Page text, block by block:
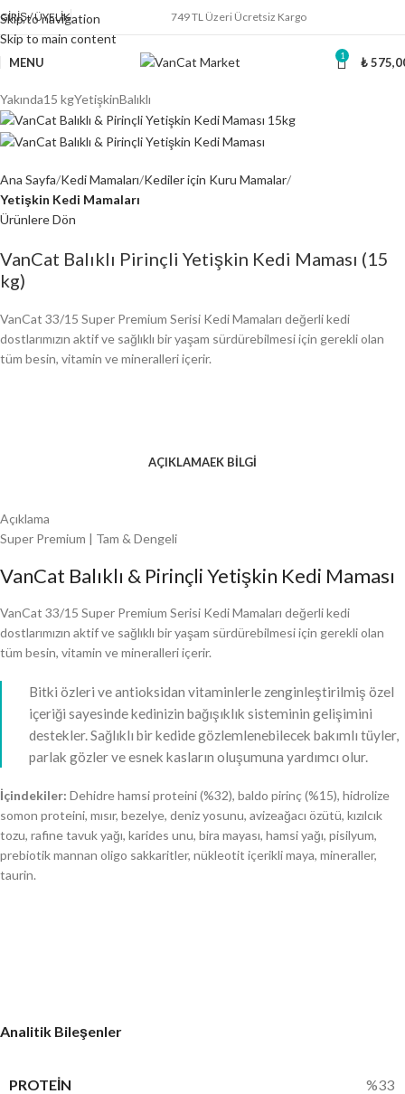
Skip to navigation
Skip to main content
GIRIŞ / ÜYELIK 749 TL Üzeri Ücretsiz Kargo
MENU 1 ₺
Yakında15 kgYetişkinBalıklı
Ana Sayfa Kedi Mamaları Kediler için Kuru Mamalar
Yetişkin Kedi Mamaları
Ürünlere Dön
VanCat Balıklı Pirinçli Yetişkin Kedi Maması (15
kg)
VanCat 33/15 Super Premium Serisi Kedi Mamaları değerli kedi
dostlarımızın aktif ve sağlıklı bir yaşam sürdürebilmesi için gerekli olan
tüm besin, vitamin ve mineralleri içerir.
AÇIKLAMAEK BILGI
Açıklama
Super Premium | Tam & Dengeli
VanCat Balıklı & Pirinçli Yetişkin Kedi Maması
VanCat 33/15 Super Premium Serisi Kedi Mamaları değerli kedi
dostlarımızın aktif ve sağlıklı bir yaşam sürdürebilmesi için gerekli olan
tüm besin, vitamin ve mineralleri içerir.
Bitki özleri ve antioksidan vitaminlerle zenginleştirilmiş özel
içeriği sayesinde kedinizin bağışıklık sisteminin gelişimini
destekler. Sağlıklı bir kedide gözlemlenebilecek bakımlı tüyler,
parlak gözler ve esnek kasların oluşumuna yardımcı olur.
İçindekiler: Dehidre hamsi proteini (%32), baldo pirinç (%15), hidrolize
somon proteini, mısır, bezelye, deniz yosunu, avizeağacı özütü, kızılcık
tozu, rafine tavuk yağı, karides unu, bira mayası, hamsi yağı, pisilyum,
prebiotik mannan oligo sakkaritler, nükleotit içerikli maya, mineraller,
taurin.
Analitik Bileşenler
PROTEIN %33